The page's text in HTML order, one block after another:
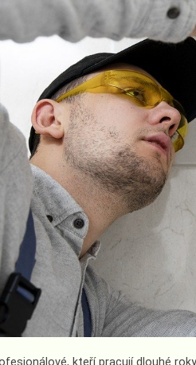
kteří pracují dlouhé